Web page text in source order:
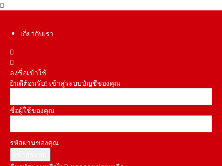
เกี่ยวกับเรา
ลงชื่อเข้าใช้
ยินดีต้อนรับ! เข้าสู่ระบบบัญชีของคุณ
ชื่อผู้ใช้ของคุณ
รหัสผ่านของคุณ